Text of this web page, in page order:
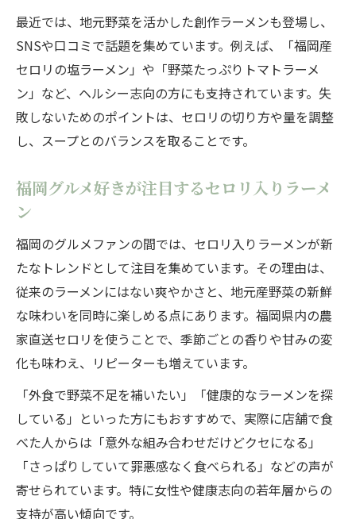
福岡グルメ探索に欠かせないセロリラーメ
ン
セロリ入りラーメンで広がる健康志向の楽しみ
方
セロリ入りラーメンが叶えるヘルシーな食
事
理由
む
野菜たっぷりラーメンで健康的な食生活を
実現
地元産セロリを取り入れたラーメンの魅力
最近では、地元野菜を活かした創作ラーメンも登場し、
SNSや口コミで話題を集めています。例えば、「福岡産
セロリの塩ラーメン」や「野菜たっぷりトマトラーメ
ン」など、ヘルシー志向の方にも支持されています。失
敗しないためのポイントは、セロリの切り方や量を調整
し、スープとのバランスを取ることです。
福岡グルメ好きが注目するセロリ入りラーメ
ン
福岡のグルメファンの間では、セロリ入りラーメンが新
たなトレンドとして注目を集めています。その理由は、
従来のラーメンにはない爽やかさと、地元産野菜の新鮮
な味わいを同時に楽しめる点にあります。福岡県内の農
家直送セロリを使うことで、季節ごとの香りや甘みの変
化も味わえ、リピーターも増えています。
「外食で野菜不足を補いたい」「健康的なラーメンを探
している」といった方にもおすすめで、実際に店舗で食
べた人からは「意外な組み合わせだけどクセになる」
「さっぱりしていて罪悪感なく食べられる」などの声が
寄せられています。特に女性や健康志向の若年層からの
支持が高い傾向です。